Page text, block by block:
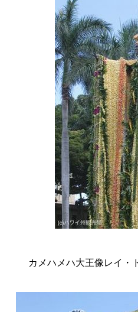
カメハメハ大王像レイ・